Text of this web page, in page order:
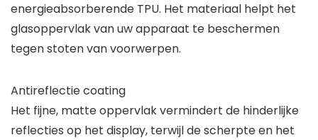
energieabsorberende TPU. Het materiaal helpt het
glasoppervlak van uw apparaat te beschermen
tegen stoten van voorwerpen.
Antireflectie coating
Het fijne, matte oppervlak vermindert de hinderlijke
reflecties op het display, terwijl de scherpte en het